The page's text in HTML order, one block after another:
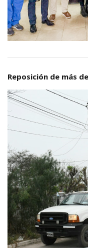
Reposición de más